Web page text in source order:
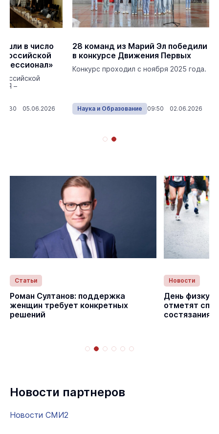
в число
«Я –
10:30 05.06.2026
28 команд из Марий Эл победили
в конкурсе Движения Первых
Конкурс проходил с ноября 2025 года.
Наука и Образование 09:50 02.06.2026
Статьи
Роман Султанов: поддержка
женщин требует конкретных
решений
Новости
День
отметят
Новости партнеров
Новости СМИ2